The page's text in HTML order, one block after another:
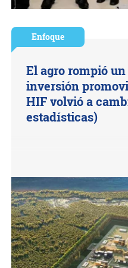
Enfoque
El agro rompió
inversión
HIF volvió a
estadísticas)